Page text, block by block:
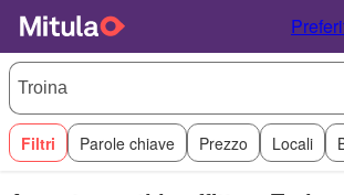
Filtri Parole chiave Prezzo Locali